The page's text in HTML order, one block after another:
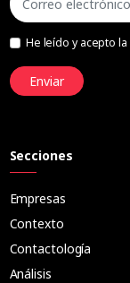
He leído y acepto la
Enviar
Secciones
Empresas
Contexto
Contactología
Análisis